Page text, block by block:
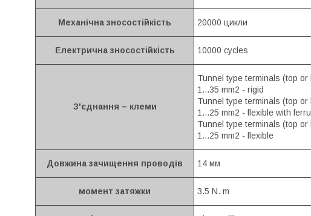
Механічна зносостійкість 20000 цикли
Електрична зносостійкість 10000 cycles
З'єднання – клеми
Tunnel type terminals (top or
1...35 mm2 - rigid
Tunnel type terminals (top or
1...25 mm2 - flexible with
Tunnel type terminals (top or
1...25 mm2 - flexible
Довжина зачищення проводів 14 мм
момент затяжки 3.5 N. m